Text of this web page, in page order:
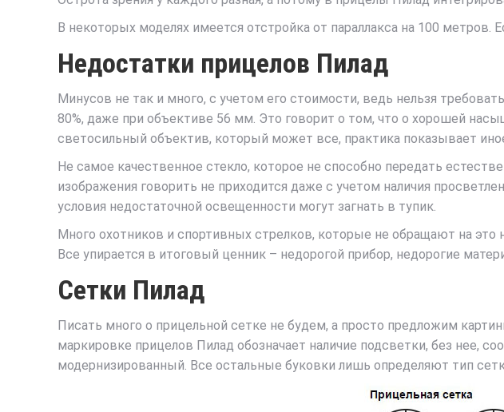
В некоторых моделях имеется отстройка от параллакса на 100 метров.
Недостатки прицелов Пилад
Минусов не так и много, с учетом его стоимости, ведь нельзя
80%, даже при объективе 56 мм. Это говорит о том, что о хорошей
светосильный объектив, который может все, практика показывает
Не самое качественное стекло, которое не способно передать
изображения говорить не приходится даже с учетом наличия
условия недостаточной освещенности могут загнать в тупик.
Много охотников и спортивных стрелков, которые не обращают на это
Все упирается в итоговый ценник – недорогой прибор, недорогие
Сетки Пилад
Писать много о прицельной сетке не будем, а просто предложим
маркировке прицелов Пилад обозначает наличие подсветки, без нее,
модернизированный. Все остальные буковки лишь определяют тип